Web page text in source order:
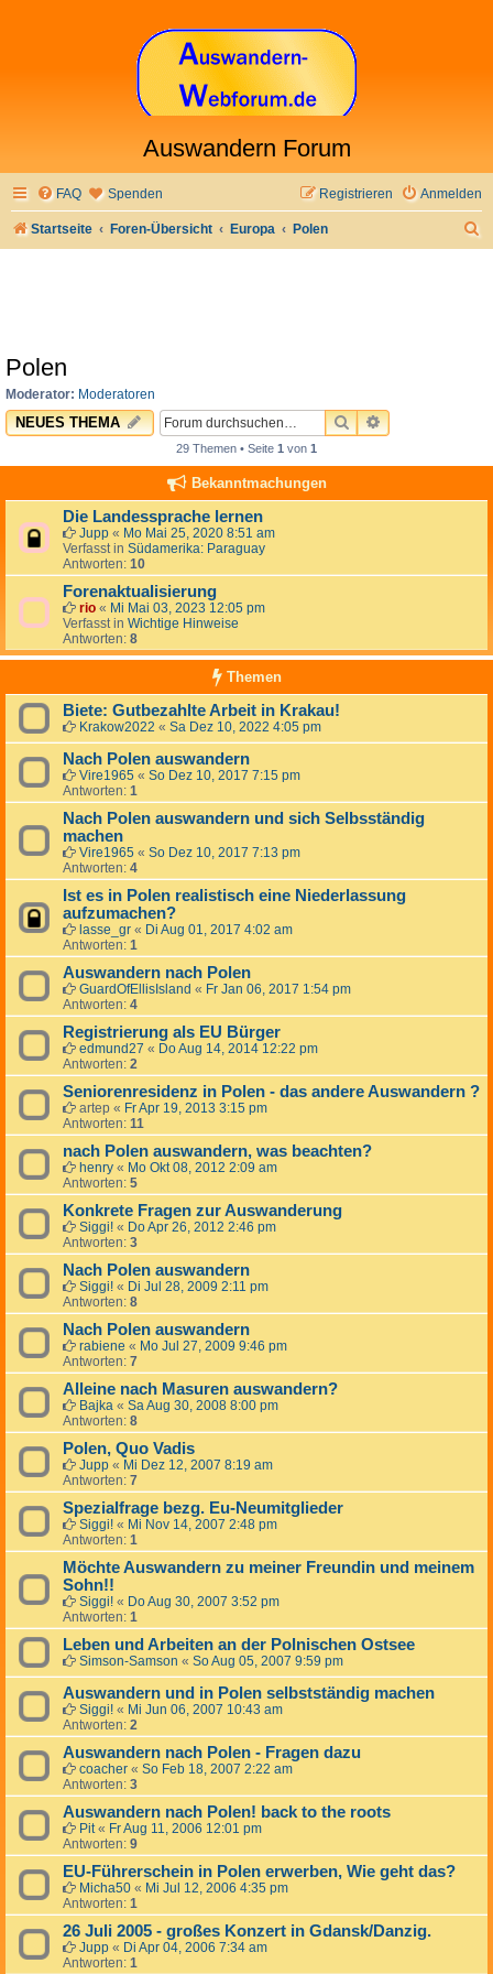
Auswandern Forum
FAQ Spenden Anmelden
Registrieren
Startseite Foren-Übersicht Europa Polen
Polen
Moderator: Moderatoren
NEUES THEMA SUCHEERWEITERTE
29 Themen • Seite 1 von 1
Bekanntmachungen
Die Landessprache lernen
Jupp « Mo Mai 25, 2020 8:51 am
Verfasst in Südamerika: Paraguay
Antworten: 10
Forenaktualisierung
rio « Mi Mai 03, 2023 12:05 pm
Verfasst in Wichtige Hinweise
Antworten: 8
Themen
Biete: Gutbezahlte Arbeit in Krakau!
Krakow2022 « Sa Dez 10, 2022 4:05 pm
Nach Polen auswandern
Vire1965 « So Dez 10, 2017 7:15 pm
Antworten: 1
Nach Polen auswandern und sich Selbsständig
machen
Vire1965 « So Dez 10, 2017 7:13 pm
Antworten: 4
Ist es in Polen realistisch eine Niederlassung
aufzumachen?
lasse_gr « Di Aug 01, 2017 4:02 am
Antworten: 1
Auswandern nach Polen
GuardOfEllisIsland « Fr Jan 06, 2017 1:54 pm
Antworten: 4
Registrierung als EU Bürger
edmund27 « Do Aug 14, 2014 12:22 pm
Antworten: 2
Seniorenresidenz in Polen - das andere Auswandern ?
artep « Fr Apr 19, 2013 3:15 pm
Antworten: 11
nach Polen auswandern, was beachten?
henry « Mo Okt 08, 2012 2:09 am
Antworten: 5
Konkrete Fragen zur Auswanderung
Siggi! « Do Apr 26, 2012 2:46 pm
Antworten: 3
Nach Polen auswandern
Siggi! « Di Jul 28, 2009 2:11 pm
Antworten: 8
Nach Polen auswandern
rabiene « Mo Jul 27, 2009 9:46 pm
Antworten: 7
Alleine nach Masuren auswandern?
Bajka « Sa Aug 30, 2008 8:00 pm
Antworten: 8
Polen, Quo Vadis
Jupp « Mi Dez 12, 2007 8:19 am
Antworten: 7
Spezialfrage bezg. Eu-Neumitglieder
Siggi! « Mi Nov 14, 2007 2:48 pm
Antworten: 1
Möchte Auswandern zu meiner Freundin und meinem
Sohn!!
Siggi! « Do Aug 30, 2007 3:52 pm
Antworten: 1
Leben und Arbeiten an der Polnischen Ostsee
Simson-Samson « So Aug 05, 2007 9:59 pm
Auswandern und in Polen selbstständig machen
Siggi! « Mi Jun 06, 2007 10:43 am
Antworten: 2
Auswandern nach Polen - Fragen dazu
coacher « So Feb 18, 2007 2:22 am
Antworten: 3
Auswandern nach Polen! back to the roots
Pit« Fr Aug 11, 2006 12:01 pm
Antworten: 9
EU-Führerschein in Polen erwerben, Wie geht das?
Micha50 « Mi Jul 12, 2006 4:35 pm
Antworten: 1
26 Juli 2005 - großes Konzert in Gdansk/Danzig.
Jupp « Di Apr 04, 2006 7:34 am
Antworten: 1